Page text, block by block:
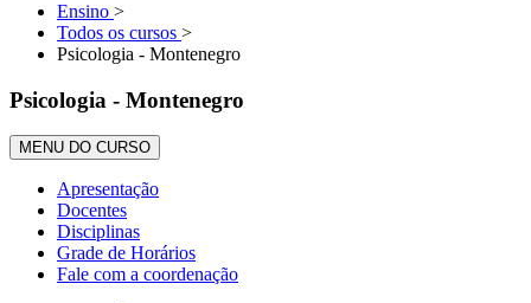
Ensino >
Todos os cursos >
Psicologia - Montenegro
Psicologia - Montenegro
MENU DO CURSO
Apresentação
Docentes
Disciplinas
Grade de Horários
Fale com a coordenação